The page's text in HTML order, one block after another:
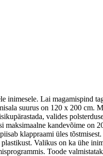
inimesele. Lai magamispind
suurus on 120 x 200
valides
kandevõime on
klappraami üles
Valikus on ka ühe
Toode